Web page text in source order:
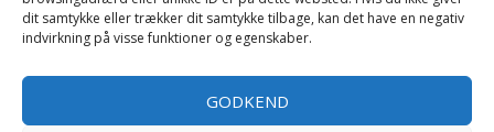
dit samtykke eller trækker dit samtykke tilbage, kan det have en negativ
indvirkning på visse funktioner og egenskaber.
GODKEND
Maling